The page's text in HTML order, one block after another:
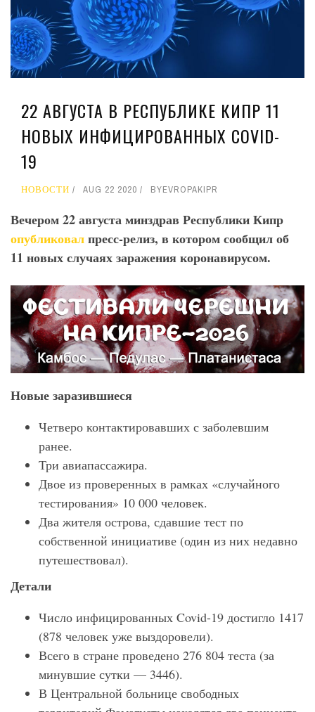
22 АВГУСТА В РЕСПУБЛИКЕ КИПР 11
НОВЫХ ИНФИЦИРОВАННЫХ COVID-
19
НОВОСТИ AUG 22 2020 BYEVROPAKIPR
Вечером 22 августа минздрав Республики Кипр
опубликовалпресс-релиз, в котором сообщил об
11 новых случаях заражения коронавирусом.
Новые заразившиеся
Четверо контактировавших с заболевшим
ранее.
Три авиапассажира.
Двое из проверенных в рамках «случайного
тестирования» 10 000 человек.
Два жителя острова, сдавшие тест по
собственной инициативе (один из них недавно
путешествовал).
Детали
Число инфицированных Covid-19 достигло 1417
(878 человек уже выздоровели).
Всего в стране проведено 276 804 теста (за
минувшие сутки — 3446).
В Центральной больнице свободных